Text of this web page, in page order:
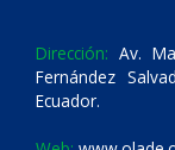
Dirección: Av.
Fernández
Ecuador.